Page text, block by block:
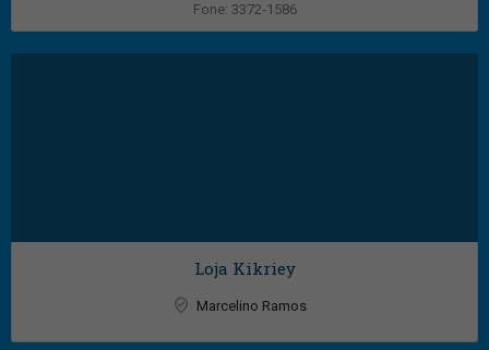
Fone: 3372-1586
Loja Kikriey
Marcelino Ramos